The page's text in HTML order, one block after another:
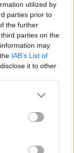
utilized by
parties prior to
the further
parties on the
may
IAB’s List of
it to other
or more Google
may click to
party tags to
in below Google
#rákbetegség